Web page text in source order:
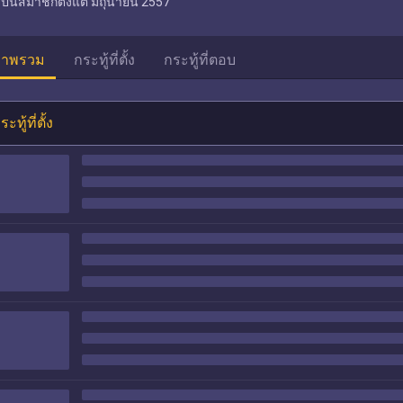
พรวม กระทู้ที่ตั้ง กระทู้ที่ตอบ
ะทู้ที่ตั้ง